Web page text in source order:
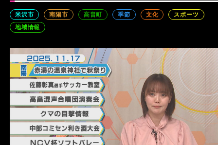
米沢市 南陽市 高畠町 季節 文化
スポーツ
地域情報